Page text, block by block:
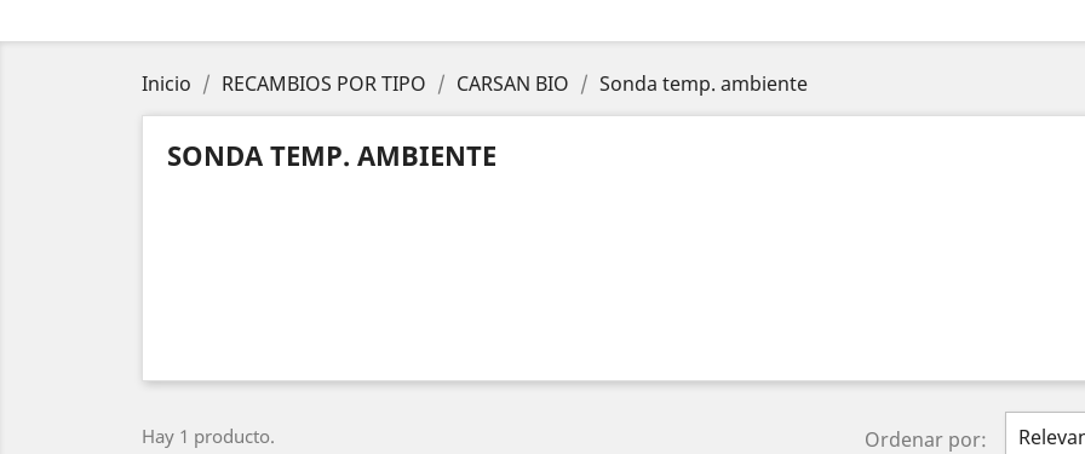
Inicio RECAMBIOS POR TIPO CARSAN BIO Sonda temp. ambiente
SONDA TEMP. AMBIENTE
Hay 1 producto. Ordenar por: